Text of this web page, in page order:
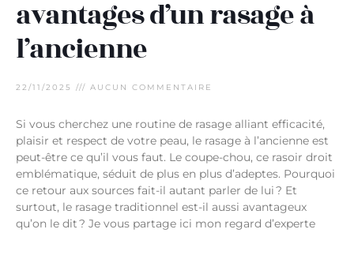
avantages d’un rasage à
l’ancienne
22/11/2025 AUCUN COMMENTAIRE
Si vous cherchez une routine de rasage alliant efficacité,
plaisir et respect de votre peau, le rasage à l’ancienne est
peut-être ce qu’il vous faut. Le coupe-chou, ce rasoir droit
emblématique, séduit de plus en plus d’adeptes. Pourquoi
ce retour aux sources fait-il autant parler de lui ? Et
surtout, le rasage traditionnel est-il aussi avantageux
qu’on le dit ? Je vous partage ici mon regard d’experte